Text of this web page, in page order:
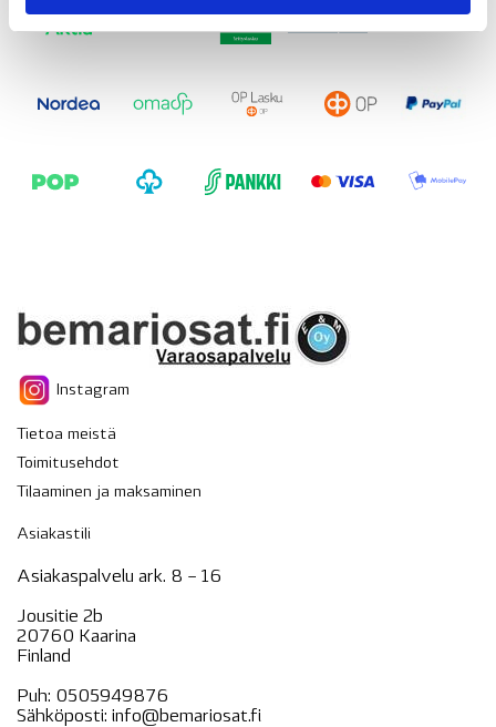
Instagram
Tietoa meistä
Toimitusehdot
Tilaaminen ja maksaminen
Asiakastili
Asiakaspalvelu ark. 8 – 16
Jousitie 2b
20760 Kaarina
Finland
Puh: 0505949876
Sähköposti: info@bemariosat.fi